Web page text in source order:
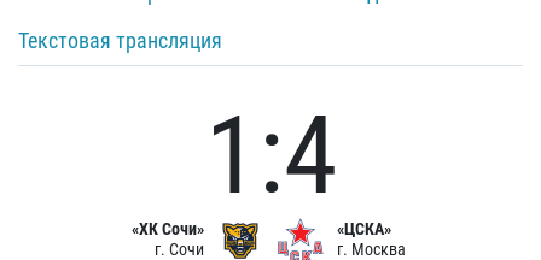
Текстовая трансляция
«ХК Сочи»
г. Сочи
1:4
«ЦСКА»
г. Москва